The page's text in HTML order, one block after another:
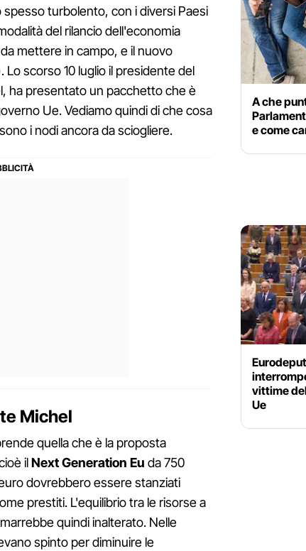
turbolento, con i diversi Paesi
del rilancio dell'economia
mettere in campo, e il nuovo
scorso 10 luglio il presidente del
ha presentato un pacchetto che è
Ue. Vediamo quindi di che cosa
i nodi ancora da sciogliere.
Michel
quella che è la proposta
ilNext Generation Eu da 750
dovrebbero essere stanziati
prestiti. L'equilibrio tra le risorse a
quindi inalterato. Nelle
spinto per diminuire le
A che
e come
vittime
Ue